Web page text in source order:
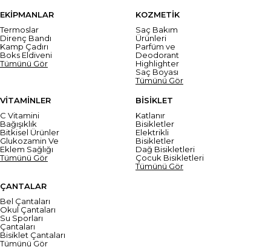
EKİPMANLAR
Termoslar
Direnç Bandı
Kamp Çadırı
Boks Eldiveni
Tümünü Gör
KOZMETİK
Saç Bakım
Ürünleri
Parfüm ve
Deodorant
Highlighter
Saç Boyası
Tümünü Gör
VİTAMİNLER
C Vitamini
Bağışıklık
Bitkisel Ürünler
Glukozamin Ve
Eklem Sağlığı
Tümünü Gör
BİSİKLET
Katlanır
Bisikletler
Elektrikli
Bisikletler
Dağ Bisikletleri
Çocuk Bisikletleri
Tümünü Gör
ÇANTALAR
Bel Çantaları
Okul Çantaları
Su Sporları
Çantaları
Bisiklet Çantaları
Tümünü Gör